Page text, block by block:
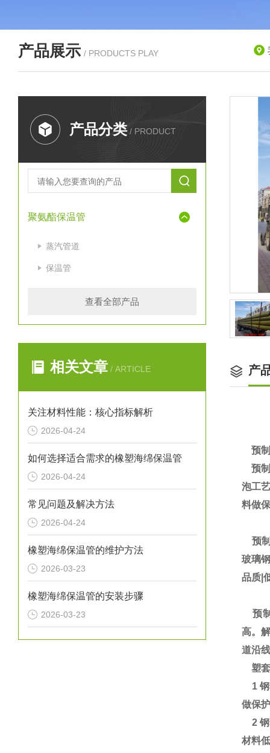
产品展示 / PRODUCTS PLAY
产品分类 / PRODUCT
聚氨酯保温管
蒸汽管道
保温管
查看全部产品
相关文章 / ARTICLE
关注材料性能：核心指标解析
2026-04-24
如何选择适合需求的橡塑海绵保温管
2026-04-24
常见问题及解决方法
2026-04-24
橡塑海绵保温管的维护方法
2026-03-23
橡塑海绵保温管的安装步骤
2026-03-23
产
预
预制
泡工
料做
预制
玻璃
品质|
预制
高。
道沿
塑套
1 钢
做保
2 钢
材料